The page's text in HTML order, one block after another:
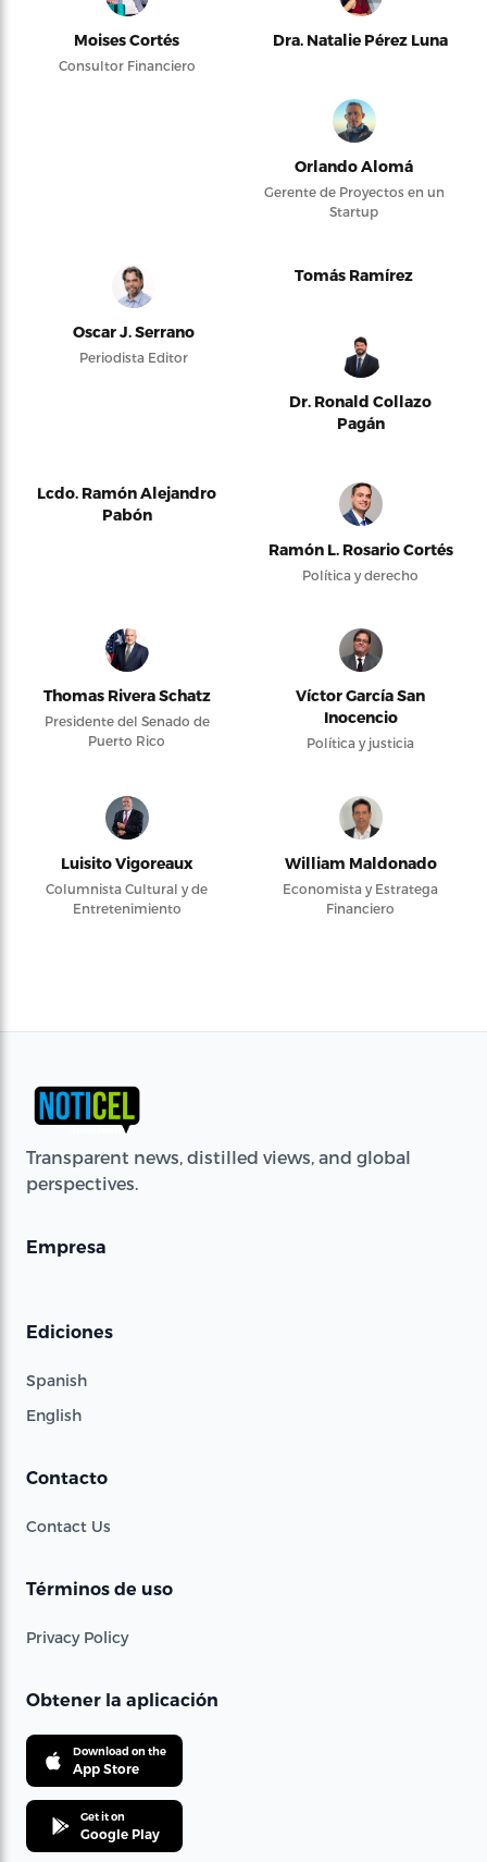
Moises Cortés
Consultor Financiero
Dra. Natalie Pérez Luna
Orlando Alomá
Gerente de Proyectos en un
Startup
Oscar J. Serrano
Periodista Editor
Tomás Ramírez
Dr. Ronald Collazo
Pagán
Lcdo. Ramón Alejandro
Pabón
Ramón L. Rosario Cortés
Política y derecho
Thomas Rivera Schatz
Presidente del Senado de
Puerto Rico
Víctor García San
Inocencio
Política y justicia
Luisito Vigoreaux
Columnista Cultural y de
Entretenimiento
William Maldonado
Economista y Estratega
Financiero
Transparent news, distilled views, and global
perspectives.
Empresa
Ediciones
Spanish
English
Contacto
Contact Us
Términos de uso
Privacy Policy
Obtener la aplicación
Download on the
App Store
Get it on
Google Play